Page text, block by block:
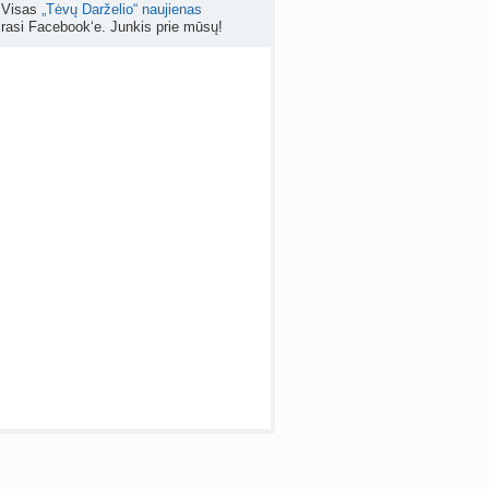
Visas „Tėvų Darželio“ naujienas
rasi Facebook‘e. Junkis prie mūsų!